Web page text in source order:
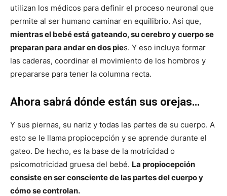
utilizan los médicos para definir el proceso neuronal que
permite al ser humano caminar en equilibrio. Así que,
mientras el bebé está gateando, su cerebro y cuerpo se
preparan para andar en dos pies. Y eso incluye formar
las caderas, coordinar el movimiento de los hombros y
prepararse para tener la columna recta.
Ahora sabrá dónde están sus orejas…
Y sus piernas, su nariz y todas las partes de su cuerpo. A
esto se le llama propiocepción y se aprende durante el
gateo. De hecho, es la base de la motricidad o
psicomotricidad gruesa del bebé. La propiocepción
consiste en ser consciente de las partes del cuerpo y
cómo se controlan.